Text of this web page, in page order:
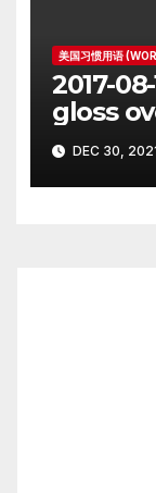
美国习惯用语
2017-
gloss
DEC 30,